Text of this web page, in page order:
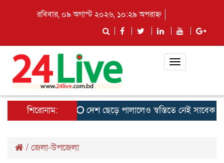
রবিবার, ০৯ অগাস্ট ২০২৬, ১০:২৯ অপরাহ্ন
Toggle
শিরোনাম: দেশ ছেড়ে পালালেও স্বস্তিতে নেই সাবেক
/ জেলা-উপজেলা